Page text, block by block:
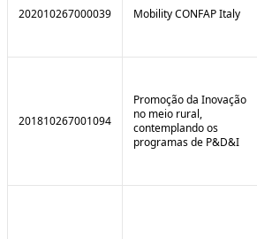
202010267000039 Mobility CONFAP Italy
201810267001094
Promoção da Inovação
no meio rural,
contemplando os
programas de P&D&I